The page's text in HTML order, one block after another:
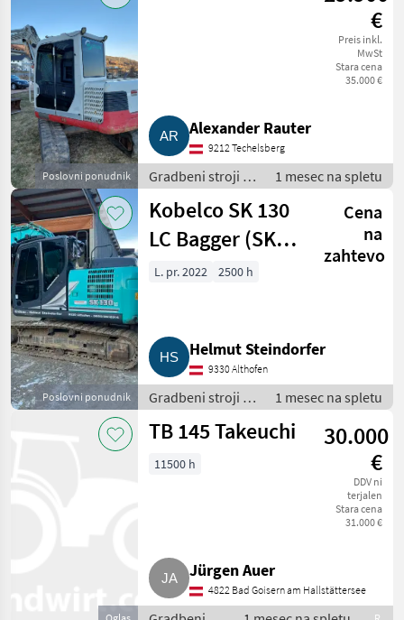
Poslovni ponudnik
€
Preis inkl.
MwSt
Stara cena
35.000 €
Alexander Rauter
9212 Techelsberg
Gradbeni stroji /
Bager goseničar
1 mesec na spletu
Poslovni ponudnik
Kobelco SK 130
LC Bagger (SK
130 LC)
Cena
na
zahtevo
L. pr. 2022 2500 h
Helmut Steindorfer
9330 Althofen
Gradbeni stroji /
Bager goseničar
1 mesec na spletu
TB 145 Takeuchi
30.000
€
DDV ni
terjalen
Stara cena
31.000 €
11500 h
Jürgen Auer
4822 Bad Goisern am Hallstättersee